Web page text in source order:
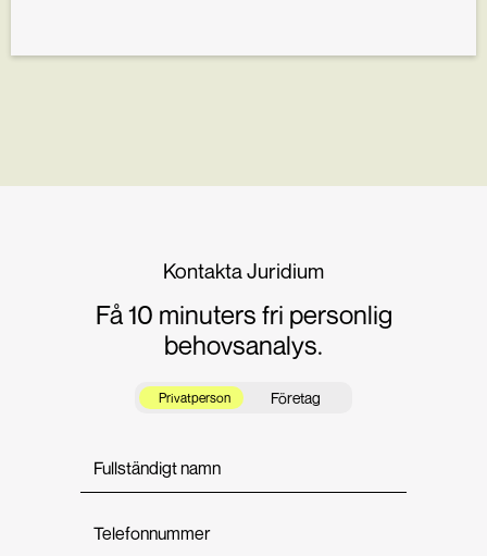
Kontakta Juridium
Få 10 minuters fri personlig
behovsanalys.
Privatperson Företag